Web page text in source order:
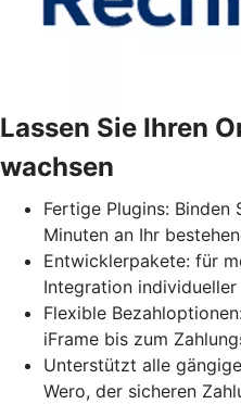
Lassen Sie Ihren
wachsen
Fertige Plugins: Binden
Minuten an Ihr
Entwicklerpakete: für
Integration
Flexible
iFrame bis zum
Unterstützt alle
Wero, der sicheren